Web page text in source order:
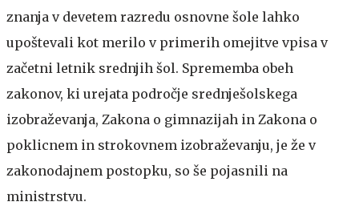
znanja v devetem razredu osnovne šole lahko
upoštevali kot merilo v primerih omejitve vpisa v
začetni letnik srednjih šol. Sprememba obeh
zakonov, ki urejata področje srednješolskega
izobraževanja, Zakona o gimnazijah in Zakona o
poklicnem in strokovnem izobraževanju, je že v
zakonodajnem postopku, so še pojasnili na
ministrstvu.